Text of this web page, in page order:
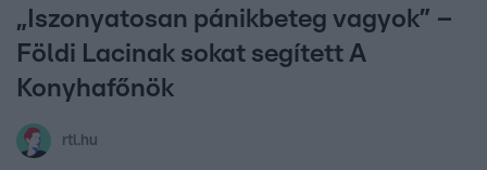
„Iszonyatosan pánikbeteg vagyok” –
Földi Lacinak sokat segített A
Konyhafőnök
rtl.hu